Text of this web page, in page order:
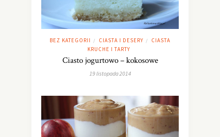
BEZ KATEGORII / CIASTA I DESERY /
CIASTA
KRUCHE I TARTY
Ciasto jogurtowo – kokosowe
19 listopada 2014